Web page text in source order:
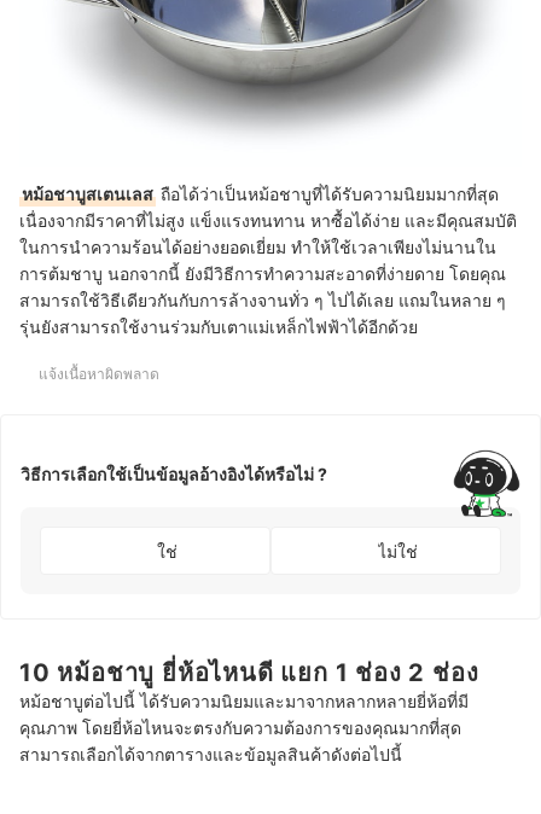
หม้อชาบูสเตนเลส ถือได้ว่าเป็นหม้อชาบูที่ได้รับความนิยมมากที่สุด
เนื่องจากมีราคาที่ไม่สูง แข็งแรงทนทาน หาซื้อได้ง่าย และมีคุณสมบัติ
ในการนำความร้อนได้อย่างยอดเยี่ยม ทำให้ใช้เวลาเพียงไม่นานใน
การต้มชาบู นอกจากนี้ ยังมีวิธีการทำความสะอาดที่ง่ายดาย โดยคุณ
สามารถใช้วิธีเดียวกันกับการล้างจานทั่ว ๆ ไปได้เลย แถมในหลาย ๆ
รุ่นยังสามารถใช้งานร่วมกับเตาแม่เหล็กไฟฟ้าได้อีกด้วย
แจ้งเนื้อหาผิดพลาด
วิธีการเลือกใช้เป็นข้อมูลอ้างอิงได้หรือไม่ ?
ใช่ ไม่ใช่
10 หม้อชาบู ยี่ห้อไหนดี แยก 1 ช่อง 2 ช่อง
หม้อชาบูต่อไปนี้ ได้รับความนิยมและมาจากหลากหลายยี่ห้อที่มี
คุณภาพ โดยยี่ห้อไหนจะตรงกับความต้องการของคุณมากที่สุด
สามารถเลือกได้จากตารางและข้อมูลสินค้าดังต่อไปนี้